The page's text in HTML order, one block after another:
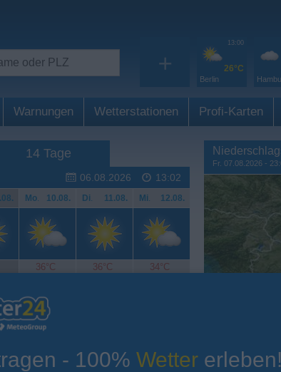
+
13:00
26°C
Berlin
Warnungen Wetterstationen Profi-Karten
14 Tage
06.08.2026 13:02
Mo. 10.08. Di. 11.08. Mi. 12.08.
36°C 36°C 34°C
Aktuelle Temperatur
Fr. 07.08.2026 -
- 100% Wetter erleben!